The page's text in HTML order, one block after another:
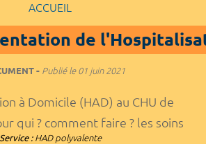
ACCUEIL
de
Publié le01 juin 2021
à Domicile (HAD) au CHU de
qui ? comment faire ? les soins
Service : HAD polyvalente